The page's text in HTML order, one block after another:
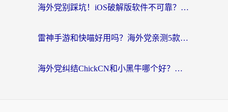
海外党别踩坑！iOS破解版软件不可靠？教你选对回国加速器无缝看国内资源
雷神手游和快喵好用吗？海外党亲测5款回国加速器，附斧牛Bling对比+微信视频号解决办法
海外党纠结ChickCN和小黑牛哪个好？一篇帮你选对回国加速器的实用指南